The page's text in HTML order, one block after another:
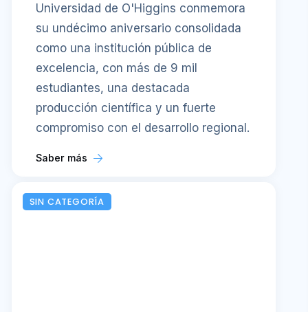
Universidad de O'Higgins conmemora
su undécimo aniversario consolidada
como una institución pública de
excelencia, con más de 9 mil
estudiantes, una destacada
producción científica y un fuerte
compromiso con el desarrollo regional.
Saber más
SIN CATEGORÍA